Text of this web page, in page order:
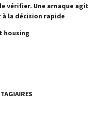
vérifier. Une arnaque agit
à la décision rapide
housing